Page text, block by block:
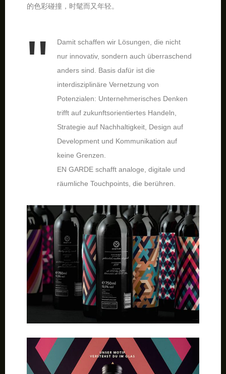
的色彩碰撞，时髦而又年轻。
Damit schaffen wir Lösungen, die nicht
nur innovativ, sondern auch überraschend
anders sind. Basis dafür ist die
interdisziplinäre Vernetzung von
Potenzialen: Unternehmerisches Denken
trifft auf zukunftsorientiertes Handeln,
Strategie auf Nachhaltigkeit, Design auf
Development und Kommunikation auf
keine Grenzen.
EN GARDE schafft analoge, digitale und
räumliche Touchpoints, die berühren.